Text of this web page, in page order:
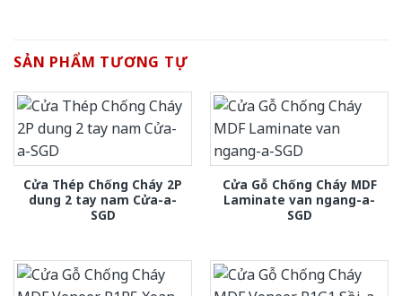
SẢN PHẨM TƯƠNG TỰ
Cửa Thép Chống Cháy 2P
dung 2 tay nam Cửa-a-
SGD
Cửa Gỗ Chống Cháy MDF
Laminate van ngang-a-
SGD